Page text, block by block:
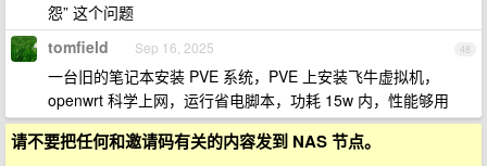
怨” 这个问题
48
tomfield Sep 16, 2025
一台旧的笔记本安装 PVE 系统，PVE 上安装飞牛虚拟机，
openwrt 科学上网，运行省电脚本，功耗 15w 内，性能够用
请不要把任何和邀请码有关的内容发到 NAS 节点。